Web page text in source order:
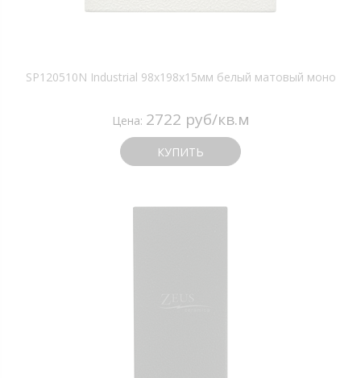
SP120510N Industrial 98х198х15мм белый матовый моно
Цена: 2722 руб/кв.м
КУПИТЬ